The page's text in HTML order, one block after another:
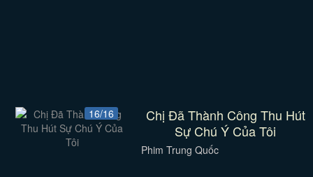
16/16
Chị Đã Thành Công Thu Hút
Sự Chú Ý Của Tôi
Phim Trung Quốc